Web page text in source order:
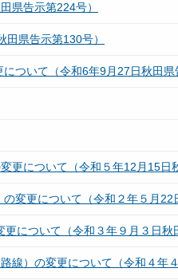
県告示第224号）
県告示第130号）
ついて（令和6年9月27日秋田県
更について（令和５年12月15日
変更について（令和２年５月22
について（令和３年９月３日秋
線）の変更について（令和４年